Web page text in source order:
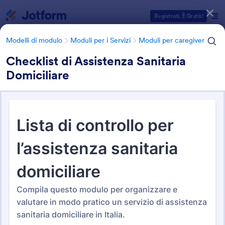
Registrati. È Gratis!
Modelli di modulo Moduli per i Servizi Moduli per caregiver
Checklist di Assistenza Sanitaria
Domiciliare
Moduli per caregiver
33 Template
Categorie Template Moduli